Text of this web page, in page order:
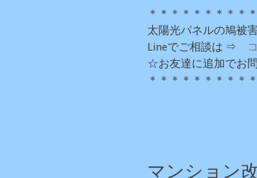
＊＊＊＊＊＊＊＊＊
太陽光パネルの鳩被
Lineでご相談は ⇒
☆お友達に追加でお
＊＊＊＊＊＊＊＊＊
マンション